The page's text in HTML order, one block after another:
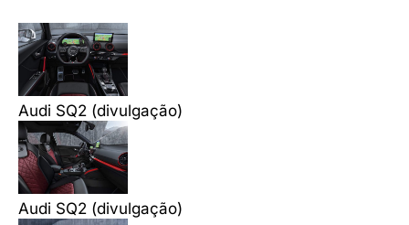
Audi SQ2 (divulgação)
Audi SQ2 (divulgação)